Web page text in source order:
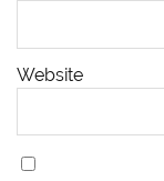
Website